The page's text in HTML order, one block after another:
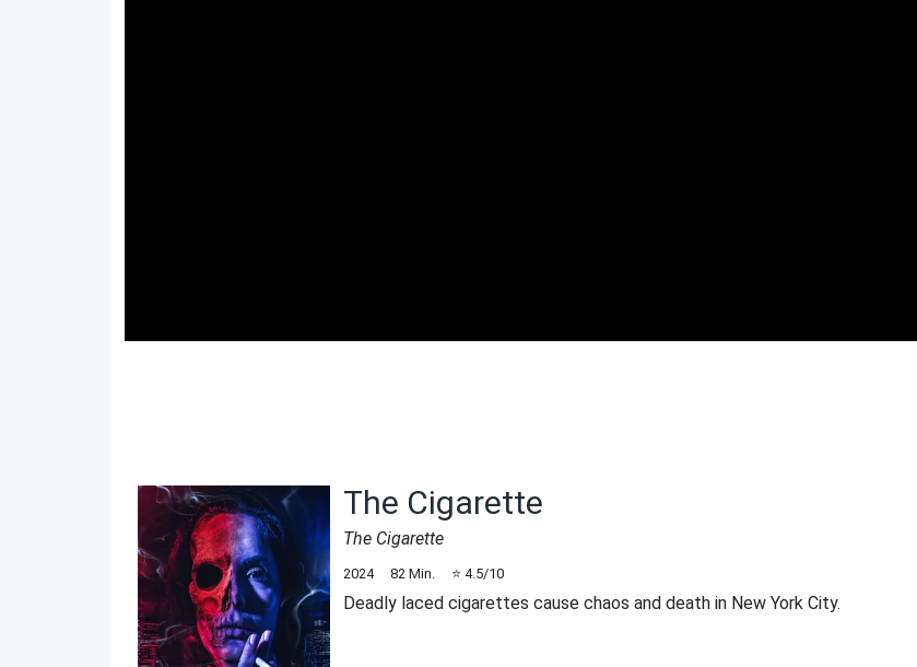
The Cigarette
The Cigarette
2024 82 Min. ⭐ 4.5/10
Deadly laced cigarettes cause chaos and death in New York City.